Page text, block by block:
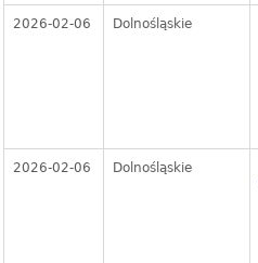
2026-02-06 Dolnośląskie
2026-02-06 Dolnośląskie